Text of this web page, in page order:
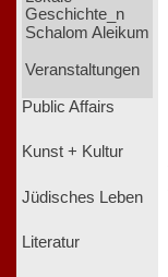
Geschichte_n
Schalom Aleikum
Veranstaltungen
Public Affairs
Kunst + Kultur
Jüdisches Leben
Literatur